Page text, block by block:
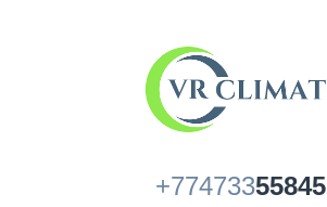
+77473355845